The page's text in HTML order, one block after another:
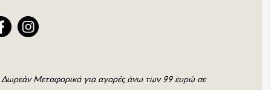
Μεταφορικά για αγορές άνω των 99 ευρώ σε